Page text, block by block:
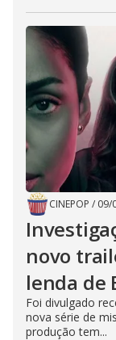
CINEPOP / 09/
novo
lenda de
Foi divulgado
nova série de
produção tem...